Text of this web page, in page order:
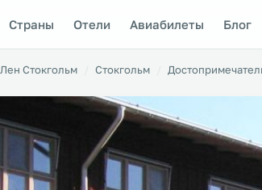
Страны Отели Авиабилеты Блог
Лен Стокгольм Стокгольм